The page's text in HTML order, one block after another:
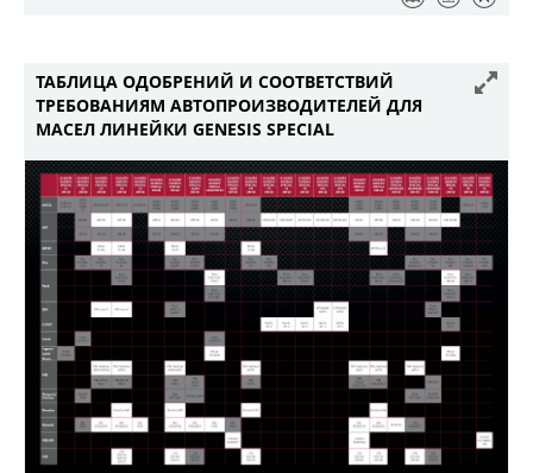
ТАБЛИЦА ОДОБРЕНИЙ И СООТВЕТСТВИЙ
ТРЕБОВАНИЯМ АВТОПРОИЗВОДИТЕЛЕЙ ДЛЯ
МАСЕЛ ЛИНЕЙКИ GENESIS SPECIAL